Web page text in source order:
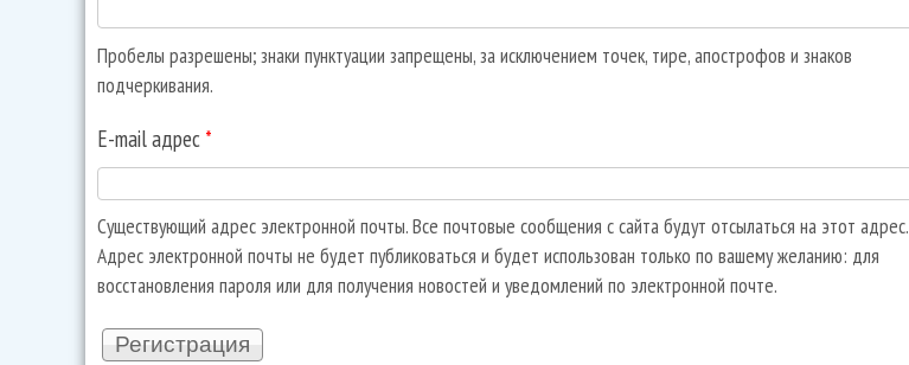
Пробелы разрешены; знаки пунктуации запрещены, за исключением точек, тире, апострофов и знаков
подчеркивания.
E-mail адрес *
Существующий адрес электронной почты. Все почтовые сообщения с сайта будут отсылаться на этот адрес.
Адрес электронной почты не будет публиковаться и будет использован только по вашему желанию: для
восстановления пароля или для получения новостей и уведомлений по электронной почте.